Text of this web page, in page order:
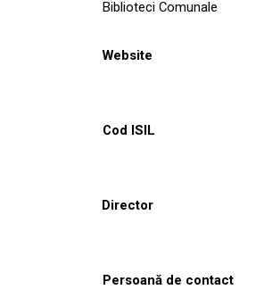
Biblioteci Comunale
Website
Cod ISIL
Director
Persoană de contact